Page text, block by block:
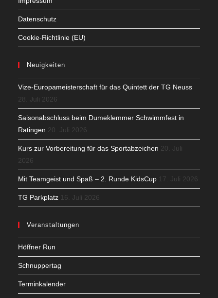
Datenschutz
Cookie-Richtlinie (EU)
Neuigkeiten
Vize-Europameisterschaft für das Quintett der TG Neuss
28. Juli 2026
Saisonabschluss beim Dumeklemmer Schwimmfest in
Ratingen 20. Juli 2026
Kurs zur Vorbereitung für das Sportabzeichen 20. Juli
2026
Mit Teamgeist und Spaß – 2. Runde KidsCup 17. Juli 2026
TG Parkplatz 16. Juli 2026
Veranstaltungen
Höffner Run
Schnuppertag
Terminkalender